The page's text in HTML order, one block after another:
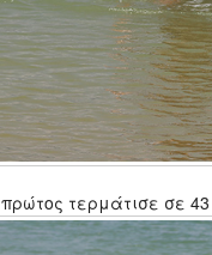
πρώτος τερμάτισε σε